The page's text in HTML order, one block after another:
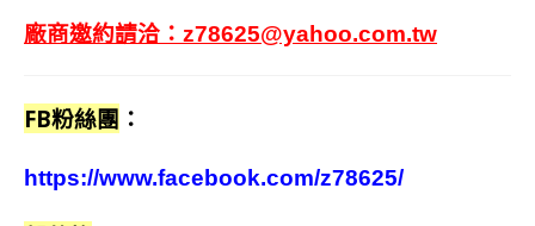
廠商邀約請洽： z78625@yahoo.com.tw
FB粉絲團 ：
https://www.facebook.com/z78625/